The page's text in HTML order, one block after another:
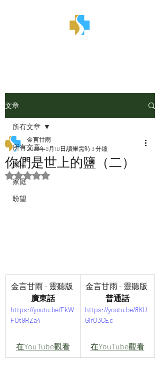
文章
所有文章
職場
家庭
盼望
所有文章
你們是世上的鹽（二）
金言甘雨
2022年9月10日 讀畢需時 3 分鐘
評等為 NaN（最高為 5 顆星）。
金言甘雨 - 靈聽版
廣東話
https://youtu.be/FkW
FOt9RZa4
在YouTube觀看
金言甘雨 - 靈聽版
普通話
https://youtu.be/8KU
GlrO3CEc
在YouTube觀看